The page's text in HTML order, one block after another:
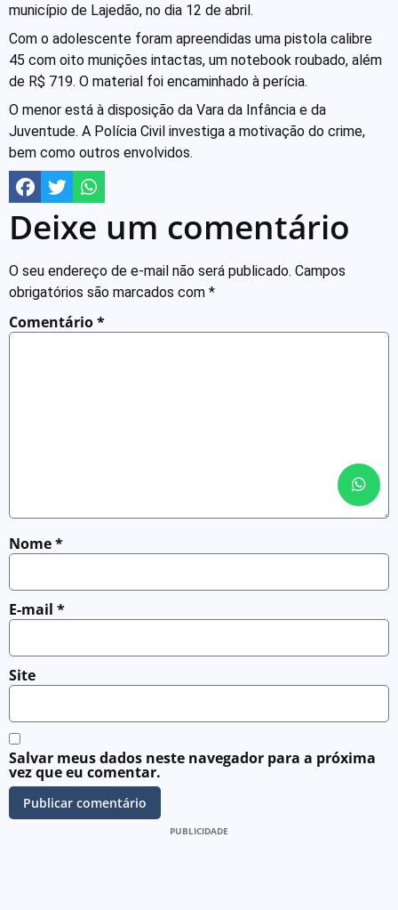
município de Lajedão, no dia 12 de abril.
Com o adolescente foram apreendidas uma pistola calibre
45 com oito munições intactas, um notebook roubado, além
de R$ 719. O material foi encaminhado à perícia.
O menor está à disposição da Vara da Infância e da
Juventude. A Polícia Civil investiga a motivação do crime,
bem como outros envolvidos.
Deixe um comentário
O seu endereço de e-mail não será publicado. Campos
obrigatórios são marcados com *
Comentário*
Nome*
E-mail *
Site
Salvar meus dados neste navegador para a próxima
vez que eu comentar.
PUBLICIDADE